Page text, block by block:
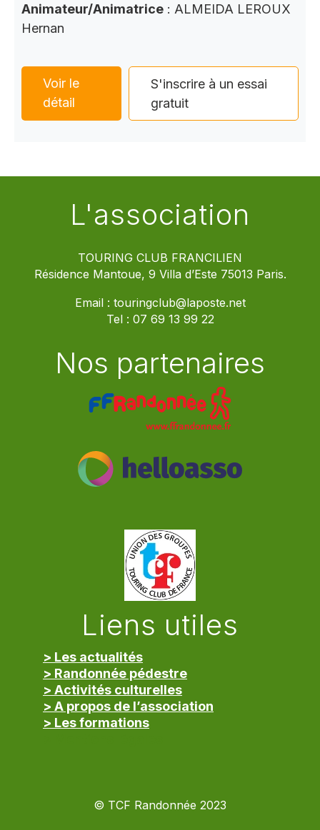
Animateur/Animatrice : ALMEIDA LEROUX
Hernan
Voir le
détail
S'inscrire à un essai
gratuit
L'association
TOURING CLUB FRANCILIEN
Résidence Mantoue, 9 Villa d’Este 75013 Paris.
Email : touringclub@laposte.net
Tel : 07 69 13 99 22
Nos partenaires
Liens utiles
> Les actualités
> Randonnée pédestre
> Activités culturelles
> A propos de l’association
> Les formations
© TCF Randonnée 2023